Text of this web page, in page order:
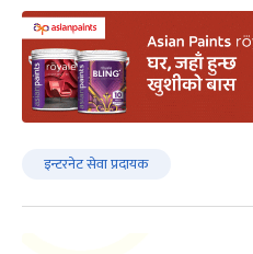
इन्टरनेट सेवा प्रदायक